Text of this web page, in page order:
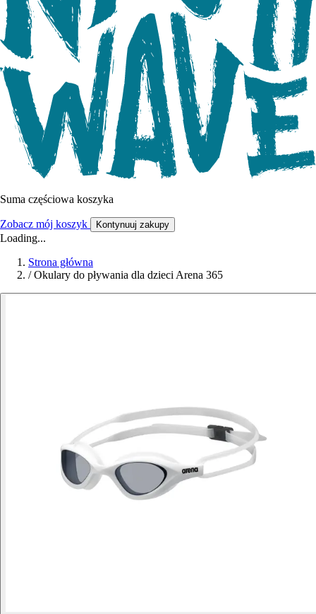
Suma częściowa koszyka
Zobacz mój koszyk Kontynuuj zakupy
Loading...
Strona główna
/ Okulary do pływania dla dzieci Arena 365